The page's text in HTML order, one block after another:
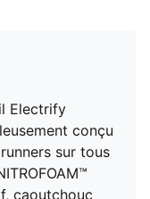
Electrify
conçu
sur tous
caoutchouc